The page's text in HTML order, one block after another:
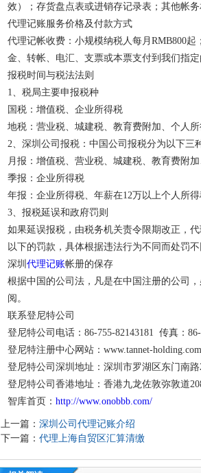
效）；存货盘点表或进销存记录表；其他帐务
代理记账服务价格及付款方式
代理记帐收费：小规模纳税人每月RMB800
金、转帐、电汇、支票或本票支付到我们指定
报税时间与税法法则
1、税局主要申报税种
国税：增值税、企业所得税
地税：营业税、城建税、教育费附加、个人所
2、深圳公司报税：中国公司报税分为以下三
月报：增值税、营业税、城建税、教育费附
季报：企业所得税
年报：企业所得税、年薪在12万以上个人所
3、报税延误和政府罚则
如果延误报税，由税务机关责令限期改正，
以下的罚款，具体根据违法行为不同而处罚不
深圳 代理记账帐册的保存
根据中国的公司法，凡是在中国注册的公司
阅。
联系登尼特公司
登尼特公司电话：86-755-82143181 传真：86-
登尼特注册中心网站：www.tannet-
登尼特公司深圳地址：深圳市罗湖区东门南路
登尼特公司香港地址：香港九龙佐敦弥敦道
智库首页： http://www.onobbb.com/
上一篇： 深圳公司代理记账介绍
下一篇： 代理上海自贸区汇算清缴